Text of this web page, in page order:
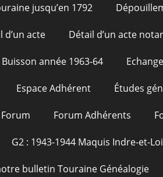
jusqu’en 1792
d’un acte Détail d’un acte
année 1963-64
Espace Adhérent Études
Forum Forum Adhérents
G2 : 1943-1944 Maquis Indre-et-
bulletin Touraine Généalogie